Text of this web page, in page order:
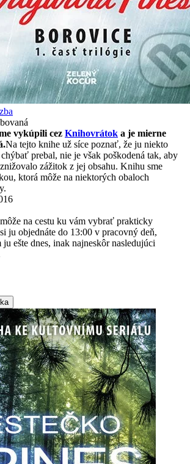
vykúpili cez Knihovrátok a je mierne
Na tejto knihe už síce poznať, že ju niekto
prebal, nie je však poškodená tak, aby
zážitok z jej obsahu. Knihu sme
ktorá môže na niektorých obaloch
na cestu ku vám vybrať prakticky
ju objednáte do 13:00 v pracovný deň,
ju ešte dnes, inak najneskôr nasledujúci